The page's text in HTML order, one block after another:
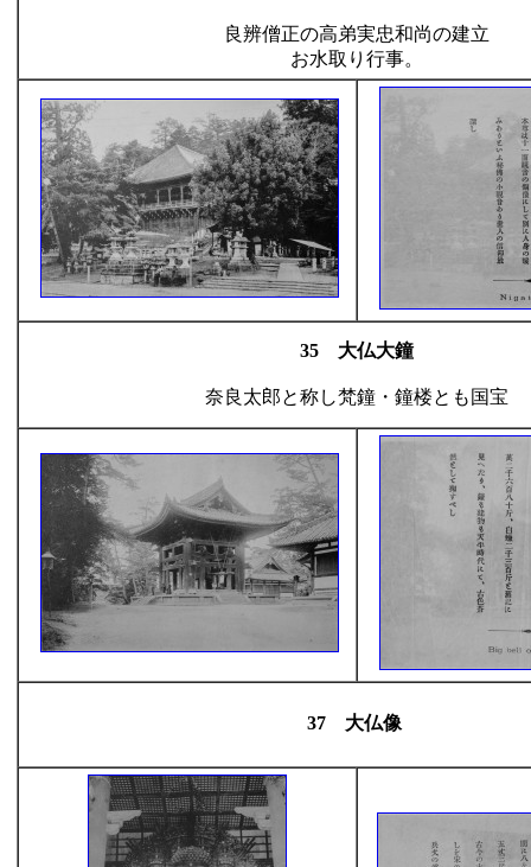
良辨僧正の高弟実忠和尚の建立
お水取り行事。
35 大仏大鐘
奈良太郎と称し梵鐘・鐘楼とも国宝
37 大仏像